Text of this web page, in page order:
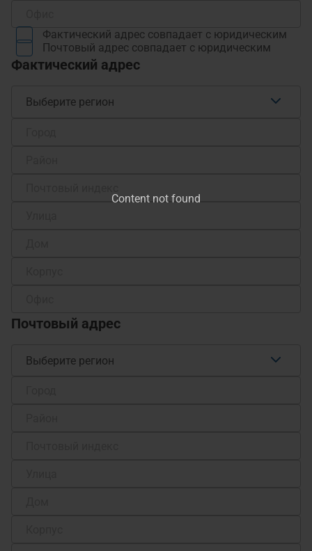
Content not found
Фактический адрес совпадает с юридическим
Почтовый адрес совпадает с юридическим
Фактический адрес
Выберите регион
Почтовый адрес
Выберите регион